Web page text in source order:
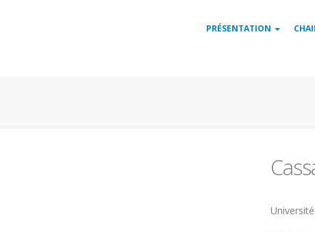
Navigation
PRÉSENTATION